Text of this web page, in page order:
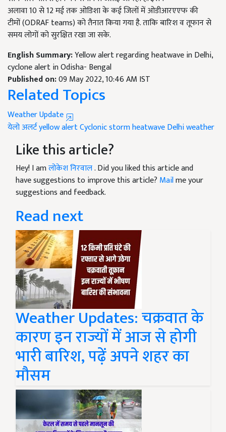
अलावा 10 से 12 मई तक ओडिशा के कई जिलों में ओडीआरएएफ की
टीमों (ODRAF teams) को तैनात किया गया है. ताकि बारिश व तूफान से
समय लोगों को सुरक्षित रखा जा सके.
English Summary:Yellow alert regarding heatwave in Delhi,
cyclone alert in Odisha- Bengal
Published on:09 May 2022, 10:46 AM IST
Related Topics
Weather Update
येलो अलर्टyellow alertCyclonic stormheatwaveDelhi weather
Like this article?
Hey! I amलोकेश निरवाल. Did you liked this article and
have suggestions to improve this article? Mailme your
suggestions and feedback.
Read next
Weather Updates: चक्रवात के
कारण इन राज्यों में आज से होगी
भारी बारिश, पढ़ें अपने शहर का
मौसम